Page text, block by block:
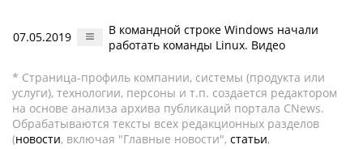
07.05.2019
В командной строке Windows начали
работать команды Linux. Видео
* Страница-профиль компании, системы (продукта или
услуги), технологии, персоны и т.п. создается редактором
на основе анализа архива публикаций портала CNews.
Обрабатываются тексты всех редакционных разделов
(новости, включая "Главные новости", статьи,